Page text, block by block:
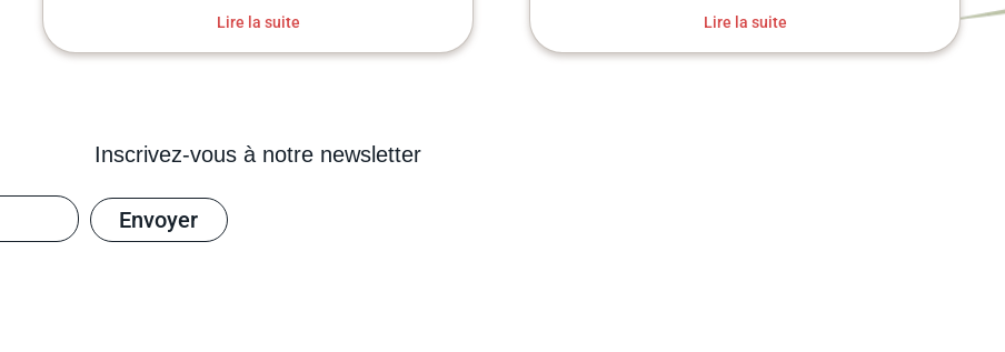
Lire la suite Lire la suite
Inscrivez-vous à notre newsletter
Envoyer